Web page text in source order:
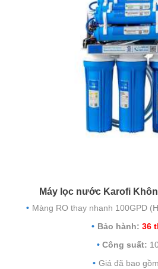
Máy lọc nước Karofi
Màng RO thay nhanh 100GPD
Bảo hành: 36
Công suất:
Giá đã bao